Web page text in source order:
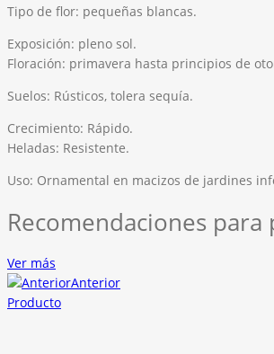
Tipo de flor: pequeñas blancas.
Exposición: pleno sol.
Floración: primavera hasta principios de
Suelos: Rústicos, tolera sequía.
Crecimiento: Rápido.
Heladas: Resistente.
Uso: Ornamental en macizos de jardines
Recomendaciones para
Ver más
Anterior
Producto